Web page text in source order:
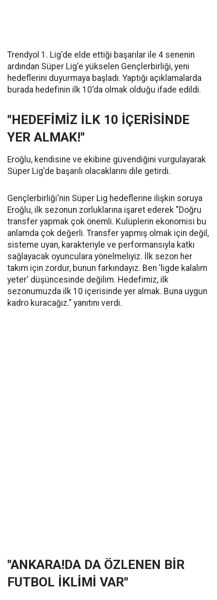
Trendyol 1. Lig'de elde ettiği başarılar ile 4 senenin
ardından Süper Lig'e yükselen Gençlerbirliği, yeni
hedeflerini duyurmaya başladı. Yaptığı açıklamalarda
burada hedefinin ilk 10'da olmak olduğu ifade edildi.
"HEDEFİMİZ İLK 10 İÇERİSİNDE
YER ALMAK!"
Eroğlu, kendisine ve ekibine güvendiğini vurgulayarak
Süper Lig'de başarılı olacaklarını dile getirdi.
Gençlerbirliği'nin Süper Lig hedeflerine ilişkin soruya
Eroğlu, ilk sezonun zorluklarına işaret ederek "Doğru
transfer yapmak çok önemli. Kulüplerin ekonomisi bu
anlamda çok değerli. Transfer yapmış olmak için değil,
sisteme uyan, karakteriyle ve performansıyla katkı
sağlayacak oyunculara yönelmeliyiz. İlk sezon her
takım için zordur, bunun farkındayız. Ben 'ligde kalalım
yeter' düşüncesinde değilim. Hedefimiz, ilk
sezonumuzda ilk 10 içerisinde yer almak. Buna uygun
kadro kuracağız." yanıtını verdi.
"ANKARA!DA DA ÖZLENEN BİR
FUTBOL İKLİMİ VAR"